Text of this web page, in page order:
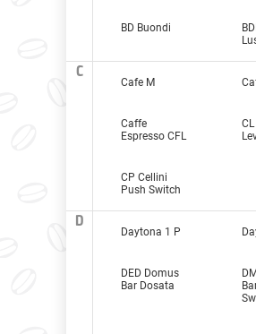
BD Buondi
C
Cafe M
Caffe
Espresso CFL
CP Cellini
Push Switch
D
Daytona 1 P
DED Domus
Bar Dosata